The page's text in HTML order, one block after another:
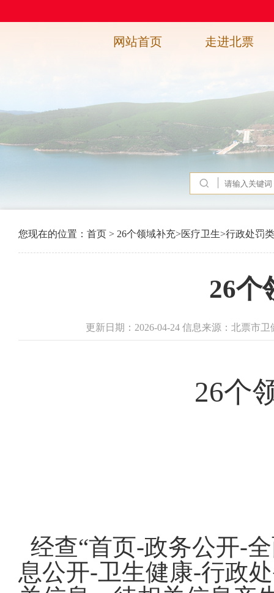
网站首页 走进北票
您现在的位置： 首页 > 26个领域补充>医疗卫生>行政处罚
26个
更新日期：2026-04-24 信息来源：北票市
26个
经查“首页-政务公开-
息公开-卫生健康-行政